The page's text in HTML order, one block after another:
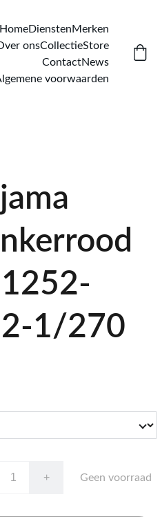
HomeDienstenMerken
onsCollectieStore
ContactNews
voorwaarden
1/270
+ Geen voorraad